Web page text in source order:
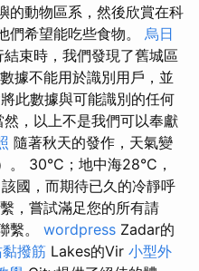
的動物區系，然後欣賞在科
們希望能吃些食物。 烏日
束時，我們發現了舊城區
據不能用於識別用戶，並
此數據與可能識別的任何
然，以上不是我們可以奉獻
隨著秋天的發作，天氣變
。 30°C；地中海28°C，
國，而期待已久的冷靜呼
，嘗試滿足您的所有請
繫。 wordpress Zadar的
撥筋 Lakes的Vir 小型外